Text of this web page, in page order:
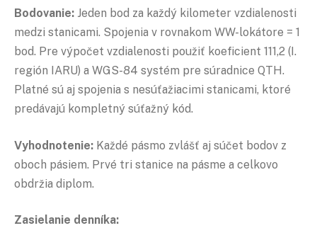
Bodovanie: Jeden bod za každý kilometer vzdialenosti
medzi stanicami. Spojenia v rovnakom WW-lokátore = 1
bod. Pre výpočet vzdialenosti použiť koeficient 111,2 (I.
región IARU) a WGS-84 systém pre súradnice QTH.
Platné sú aj spojenia s nesúťažiacimi stanicami, ktoré
predávajú kompletný súťažný kód.
Vyhodnotenie: Každé pásmo zvlášť aj súčet bodov z
oboch pásiem. Prvé tri stanice na pásme a celkovo
obdržia diplom.
Zasielanie denníka: